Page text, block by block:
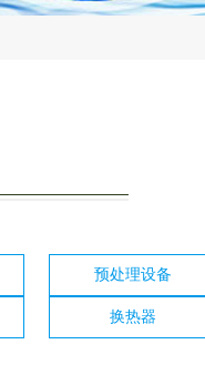
预处理设备
换热器